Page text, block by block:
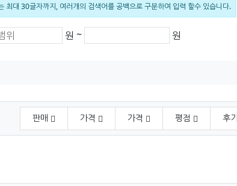
대 30글자까지, 여러개의 검색어를 공백으로 구분하여 입력 할수 있습니다.
(원)
격 원 ~ 원
판매 가격 가격 평점 후기